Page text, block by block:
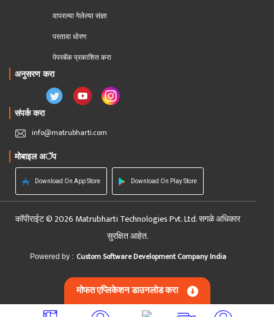
वापरल्या गेलेल्या संज्ञा
परतावा धोरण
पेपरबॅक प्रकाशित करा
अनुसरण करा
संपर्क करा
info@matrubharti.com
मोबाइल अॅप
Download On App Store Download On Play Store
कॉपीराईट © 2026 Matrubharti Technologies Pvt. Ltd. सगळे अधिकार
सुरक्षित आहेत.
Powered by : Custom Software Development Company India
मोफत एप्लिकेशन डाउनलोड करा